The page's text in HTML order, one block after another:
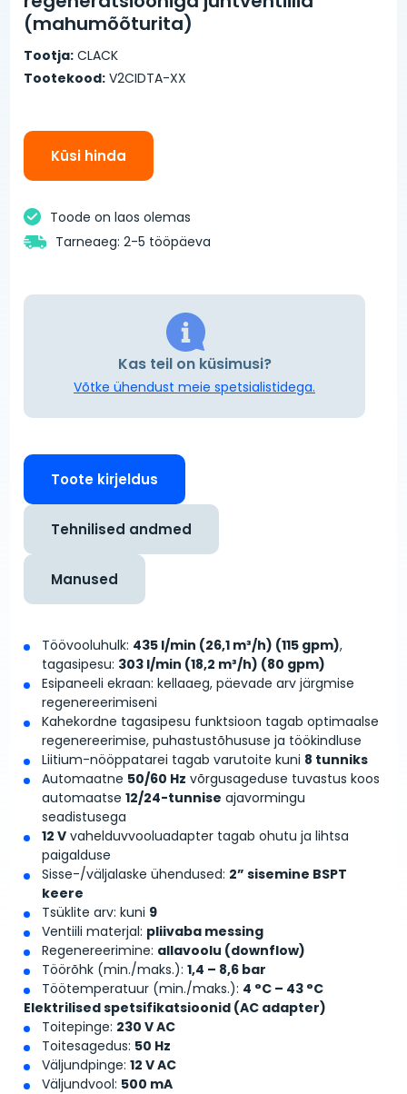
(mahumõõturita)
Tootja: CLACK
Tootekood: V2CIDTA-XX
Küsi hinda
Toode on laos olemas
Tarneaeg: 2-5 tööpäeva
Kas teil on küsimusi?
Võtke ühendust meie spetsialistidega.
Toote kirjeldus
Tehnilised andmed
Manused
Töövooluhulk: 435 l/min (26,1 m³/h) (115 gpm),
tagasipesu: 303 l/min (18,2 m³/h) (80 gpm)
Esipaneeli ekraan: kellaaeg, päevade arv järgmise
regenereerimiseni
Kahekordne tagasipesu funktsioon tagab optimaalse
regenereerimise, puhastustõhususe ja töökindluse
Liitium-nööppatarei tagab varutoite kuni 8 tunniks
Automaatne 50/60 Hz võrgusageduse tuvastus koos
automaatse12/24-tunnise ajavormingu
seadistusega
12 V vahelduvvooluadapter tagab ohutu ja lihtsa
paigalduse
Sisse-/väljalaske ühendused: 2” sisemine BSPT
keere
Tsüklite arv: kuni 9
Ventiili materjal: pliivaba messing
Regenereerimine: allavoolu (downflow)
Töörõhk (min./maks.):1,4 – 8,6 bar
Töötemperatuur (min./maks.): 4 °C – 43 °C
Elektrilised spetsifikatsioonid (AC adapter)
Toitepinge: 230 V AC
Toitesagedus: 50 Hz
Väljundpinge:12 V AC
Väljundvool: 500 mA